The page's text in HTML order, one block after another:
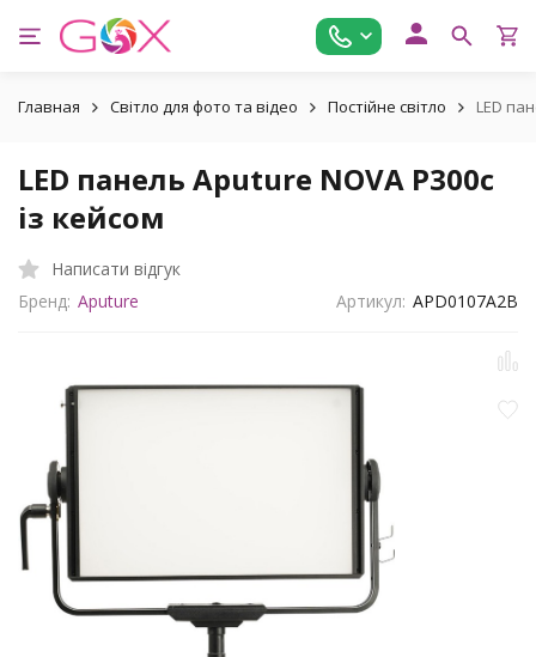
Главная Світло для фото та відео Постійне світло LED
LED панель Aputure NOVA P300c
із кейсом
Написати відгук
Бренд: Aputure Артикул: APD0107A2B